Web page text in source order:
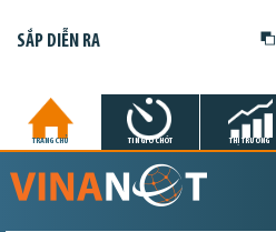
SẮP DIỄN RA
TRANG CHỦ TIN GIỜ CHÓT THỊ TRƯỜNG